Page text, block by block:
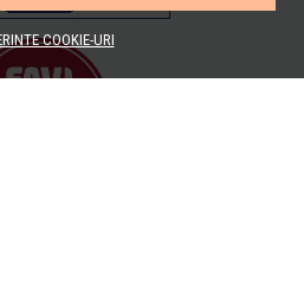
COOKIE-URI